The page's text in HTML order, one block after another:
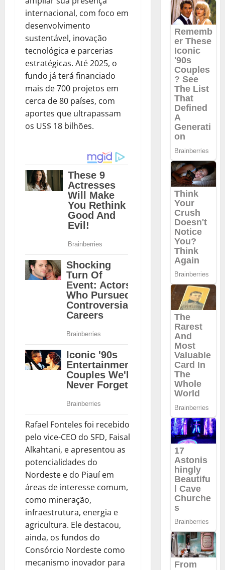
internacional, com foco em
desenvolvimento
sustentável, inovação
tecnológica e parcerias
estratégicas. Até 2025, o
fundo já terá financiado
mais de 700 projetos em
cerca de 80 países, com
aportes que ultrapassam
os US$ 18 bilhões.
Rafael Fonteles foi recebido
pelo vice-CEO do SFD, Faisal
Alkahtani, e apresentou as
potencialidades do
Nordeste e do Piauí em
áreas de interesse comum,
como mineração,
infraestrutura, energia e
agricultura. Ele destacou,
ainda, os fundos do
Consórcio Nordeste como
mecanismo inovador para